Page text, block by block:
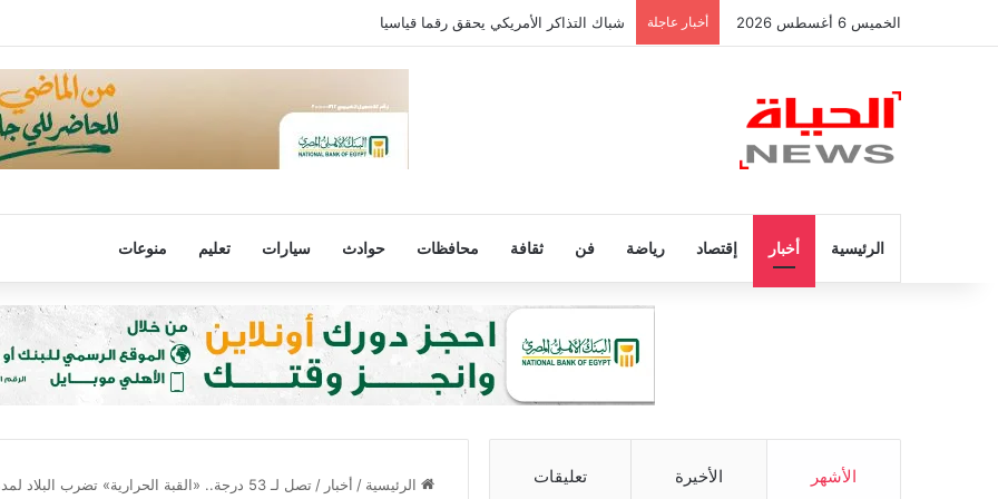
الخميس 6 أغسطس 2026 أخبار عاجلة شباك التذاكر الأمريكي يحقق رقما قياسيا
الرئيسية أخبار إقتصاد رياضة فن ثقافة محافظات حوادث سيارات تعليم منوعات
الرئيسية / أخبار / تصل لـ 53 درجة.. «القبة الحرارية» تضرب البلاد لمدة أسبوعين والأرصاد «تحذر وتناشد» الأشهر الأخيرة تعليقات